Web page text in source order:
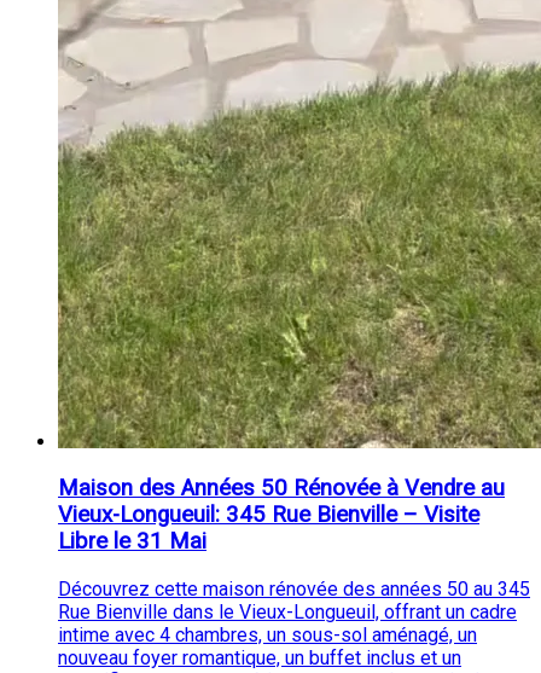
Maison des Années 50 Rénovée à Vendre au
Vieux-Longueuil: 345 Rue Bienville – Visite
Libre le 31 Mai
Découvrez cette maison rénovée des années 50 au 345
Rue Bienville dans le Vieux-Longueuil, offrant un cadre
intime avec 4 chambres, un sous-sol aménagé, un
nouveau foyer romantique, un buffet inclus et un